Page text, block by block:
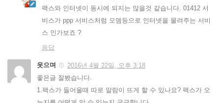
팩스와 인터넷이 동시에 되지는 않을것 같습니다. 01412 서
비스가 ppp 서비스처럼 모뎀등으로 인터넷을 물려주는 서비
스 인가보죠 ?
응답
웃으며
2016년 4월 22일, 오후 3:18
좋은글 잘봤습니다.
1.팩스가 들어올때 따로 알람이 뜨게 할 수 있나요? 팩스가 오